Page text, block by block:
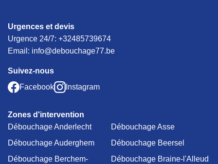
Urgences et devis
Urgence 24/7: +32485739674
Email: info@debouchage77.be
Suivez-nous
Facebook
Instagram
Zones d'intervention
Débouchage Anderlecht
Débouchage Asse
Débouchage Auderghem
Débouchage Beersel
Débouchage Berchem-
Débouchage Braine-l'Alleud